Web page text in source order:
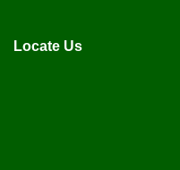
Locate Us